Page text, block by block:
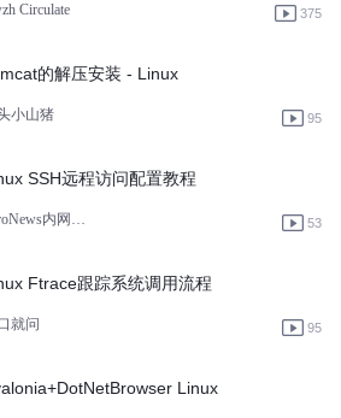
Circulate 375
的解压安装 - Linux
小山猪 95
SSH远程访问配置教程
ZeroNews内网穿透 53
Ftrace跟踪系统调用流程
就问 95
Linux